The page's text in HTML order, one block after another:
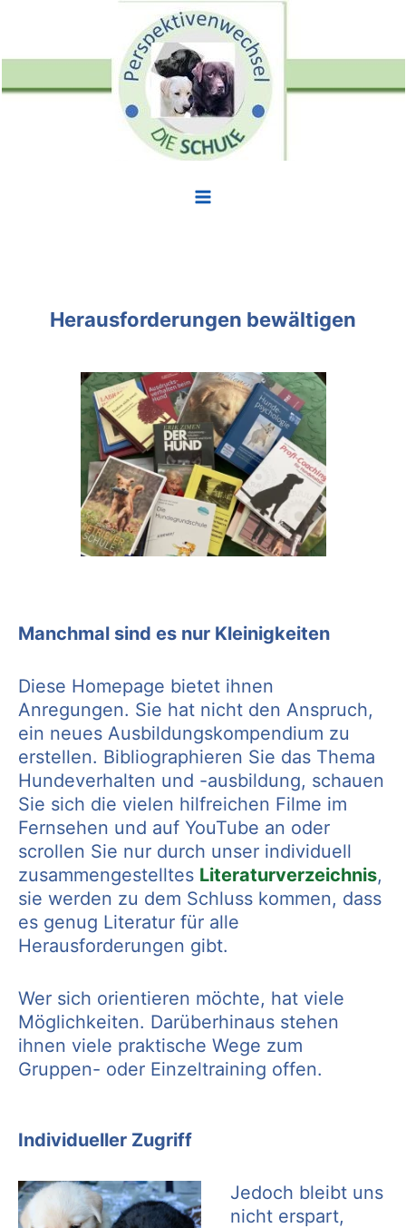
springen
Herausforderungen bewältigen
Manchmal sind es nur Kleinigkeiten
Diese Homepage bietet ihnen
Anregungen. Sie hat nicht den Anspruch,
ein neues Ausbildungskompendium zu
erstellen. Bibliographieren Sie das Thema
Hundeverhalten und -ausbildung, schauen
Sie sich die vielen hilfreichen Filme im
Fernsehen und auf YouTube an oder
scrollen Sie nur durch unser individuell
zusammengestelltes Literaturverzeichnis,
sie werden zu dem Schluss kommen, dass
es genug Literatur für alle
Herausforderungen gibt.
Wer sich orientieren möchte, hat viele
Möglichkeiten. Darüberhinaus stehen
ihnen viele praktische Wege zum
Gruppen- oder Einzeltraining offen.
Individueller Zugriff
Jedoch bleibt uns
nicht erspart,